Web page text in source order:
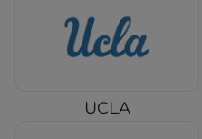
UCLA